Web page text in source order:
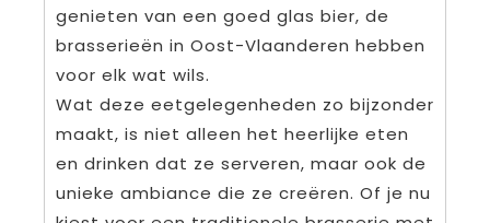
genieten van een goed glas bier, de
brasserieën in Oost-Vlaanderen hebben
voor elk wat wils.
Wat deze eetgelegenheden zo bijzonder
maakt, is niet alleen het heerlijke eten
en drinken dat ze serveren, maar ook de
unieke ambiance die ze creëren. Of je nu